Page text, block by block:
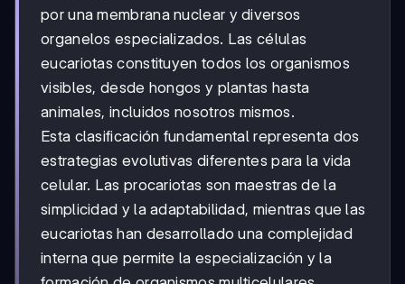
por una membrana nuclear y diversos
organelos especializados. Las células
eucariotas constituyen todos los organismos
visibles, desde hongos y plantas hasta
animales, incluidos nosotros mismos.
Esta clasificación fundamental representa dos
estrategias evolutivas diferentes para la vida
celular. Las procariotas son maestras de la
simplicidad y la adaptabilidad, mientras que las
eucariotas han desarrollado una complejidad
interna que permite la especialización y la